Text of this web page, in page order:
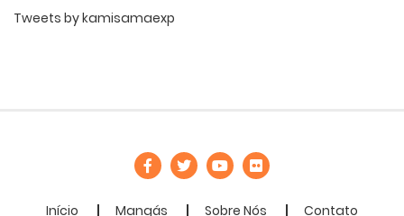
Tweets by kamisamaexp
Início Mangás Sobre Nós Contato